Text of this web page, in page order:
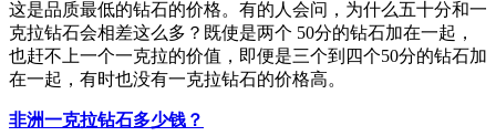
这是品质最低的钻石的价格。有的人会问，为什么五十分和一
克拉钻石会相差这么多？既使是两个 50分的钻石加在一起，
也赶不上一个一克拉的价值，即便是三个到四个50分的钻石加
在一起，有时也没有一克拉钻石的价格高。
非洲一克拉钻石多少钱？